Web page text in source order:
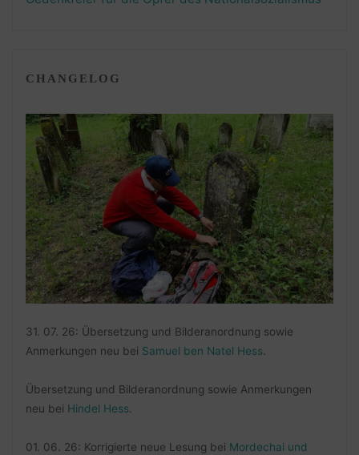
CHANGELOG
31. 07. 26: Übersetzung und Bilderanordnung sowie
Anmerkungen neu bei Samuel ben Natel Hess
Übersetzung und Bilderanordnung sowie Anmerkungen
neu bei Hindel Hess
01. 06. 26: Korrigierte neue Lesung bei Mordechai und